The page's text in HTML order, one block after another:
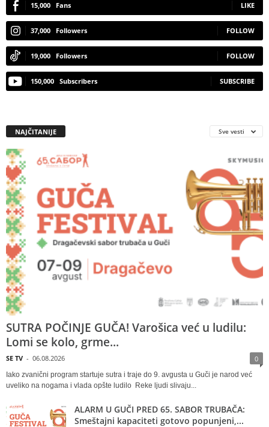
15,000 Fans LIKE
37,000 Followers FOLLOW
19,000 Followers FOLLOW
150,000 Subscribers SUBSCRIBE
NAJČITANIJE Sve vesti
SUTRA POČINJE GUČA! Varošica već u ludilu:
Lomi se kolo, grme...
SE TV - 06.08.2026 0
Iako zvanični program startuje sutra i traje do 9. avgusta u Guči je narod već
uveliko na nogama i vlada opšte ludilo Reke ljudi slivaju...
ALARM U GUČI PRED 65. SABOR TRUBAČA:
Smeštajni kapaciteti gotovo popunjeni,...